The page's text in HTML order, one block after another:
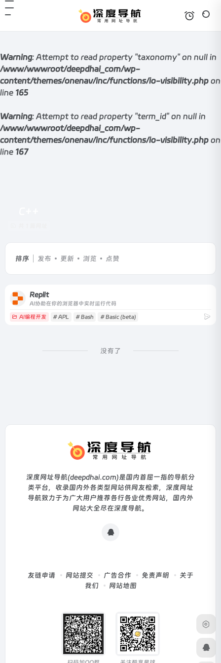
Warning: Attempt to read property "taxonomy" on null in
/www/wwwroot/deepdhai_com/wp-
content/themes/onenav/inc/functions/io-visibility.php on
line 165
Warning: Attempt to read property "term_id" on null in
/www/wwwroot/deepdhai_com/wp-
content/themes/onenav/inc/functions/io-visibility.php on
line 167
排序 发布 更新 浏览 点赞
Replit
AI协助在你的浏览器中实时运行代码
AI编程开发 # APL # Bash # Basic (beta)
没有了
深度网址导航(deepdhai.com)是国内首屈一指的导航分
类平台，收录国内外各类型网站供网友检索，深度网址
导航致力于为广大用户推荐各行各业优秀网站，国内外
网站大全尽在深度导航。
友链申请 网站提交 广告合作 免责声明
关于
我们
网站地图